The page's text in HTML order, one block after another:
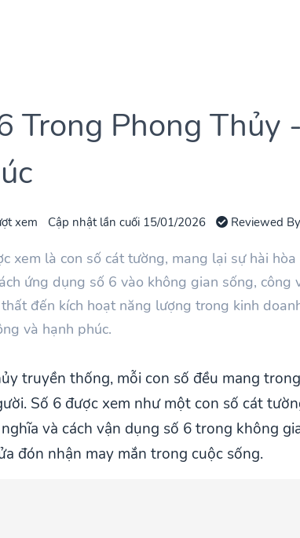
Trong Phong Thủy
xem Cập nhật lần cuối 15/01/2026 Reviewed By
xem là con số cát tường, mang lại sự hài
ứng dụng số 6 vào không gian sống,
đến kích hoạt năng lượng trong kinh
và hạnh phúc.
truyền thống, mỗi con số đều mang
Số 6 được xem như một con số cát
và cách vận dụng số 6 trong không
đón nhận may mắn trong cuộc sống.